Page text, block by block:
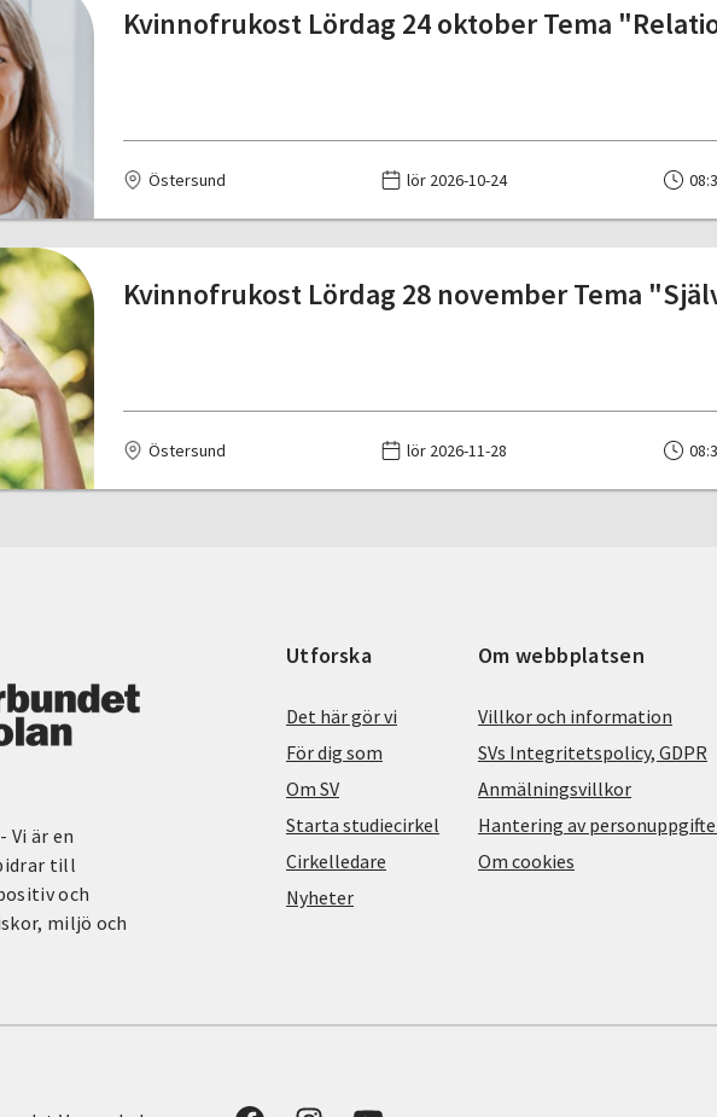
Kvinnofrukost Lördag 24 oktober Tema
Östersund lör 2026-10-24
Kvinnofrukost Lördag 28 november Tema
Östersund lör 2026-11-28
Vi är en
till
och
miljö och
Utforska
Det här gör vi
För dig som
Om SV
Starta studiecirkel
Cirkelledare
Nyheter
Om webbplatsen
Villkor och information
SVs Integritetspolicy, GDPR
Anmälningsvillkor
Hantering av
Om cookies